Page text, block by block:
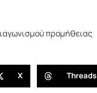
προμήθειας
X Threads